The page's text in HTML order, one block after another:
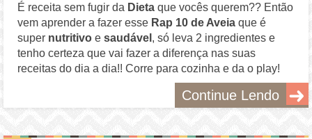
É receita sem fugir da Dieta que vocês querem?? Então
vem aprender a fazer esse Rap 10 de Aveia que é
super nutritivo esaudável , só leva 2 ingredientes e
tenho certeza que vai fazer a diferença nas suas
receitas do dia a dia!! Corre para cozinha e da o play!
Continue Lendo